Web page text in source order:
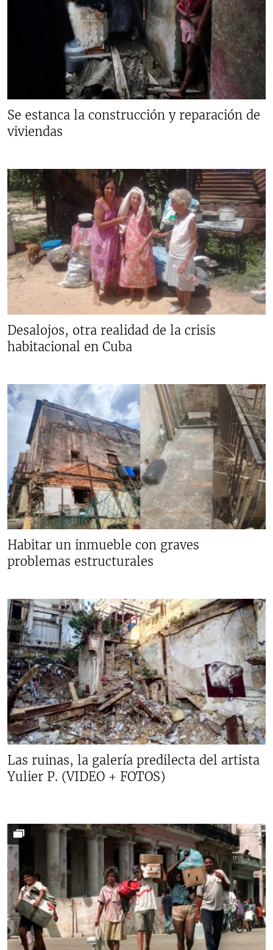
Se estanca la construcción y reparación de
viviendas
Desalojos, otra realidad de la crisis
habitacional en Cuba
Habitar un inmueble con graves
problemas estructurales
Las ruinas, la galería predilecta del artista
Yulier P. (VIDEO + FOTOS)